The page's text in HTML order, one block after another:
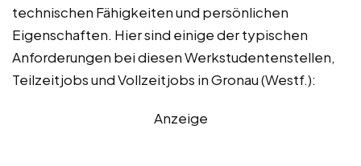
technischen Fähigkeiten und persönlichen
Eigenschaften. Hier sind einige der typischen
Anforderungen bei diesen Werkstudentenstellen,
Teilzeitjobs und Vollzeitjobs in Gronau (Westf.):
Anzeige